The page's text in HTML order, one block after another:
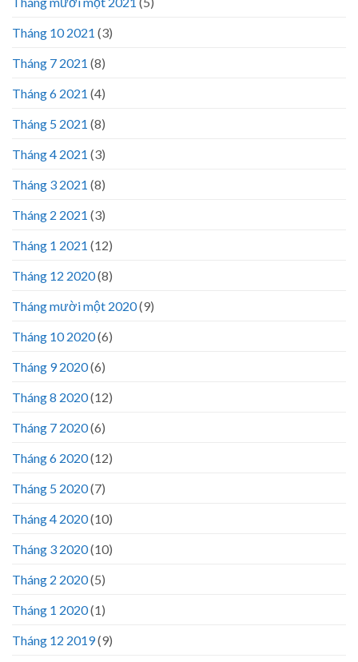
Tháng 10 2021 (3)
Tháng 7 2021 (8)
Tháng 6 2021 (4)
Tháng 5 2021 (8)
Tháng 4 2021 (3)
Tháng 3 2021 (8)
Tháng 2 2021 (3)
Tháng 1 2021 (12)
Tháng 12 2020(8)
Tháng mười một 2020(9)
Tháng 10 2020(6)
Tháng 9 2020(6)
Tháng 8 2020(12)
Tháng 7 2020(6)
Tháng 6 2020(12)
Tháng 5 2020(7)
Tháng 4 2020(10)
Tháng 3 2020(10)
Tháng 2 2020(5)
Tháng 1 2020(1)
Tháng 12 2019(9)